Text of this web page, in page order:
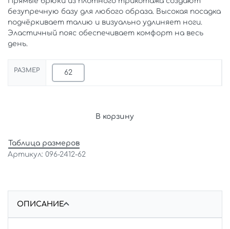
безупречную базу для любого образа. Высокая посадка
подчёркивает талию и визуально удлиняет ноги.
Эластичный пояс обеспечивает комфорт на весь
день.
РАЗМЕР 62
В корзину
Таблица размеров
096-2412-62
ОПИСАНИЕ